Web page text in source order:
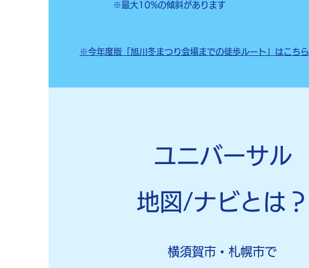
※​最大10%の傾斜があります
※今年度版「旭川冬まつり会場までの徒歩ルート」はこちら
​ユニバーサル
地図/ナビとは？
​横須賀市・札幌市で